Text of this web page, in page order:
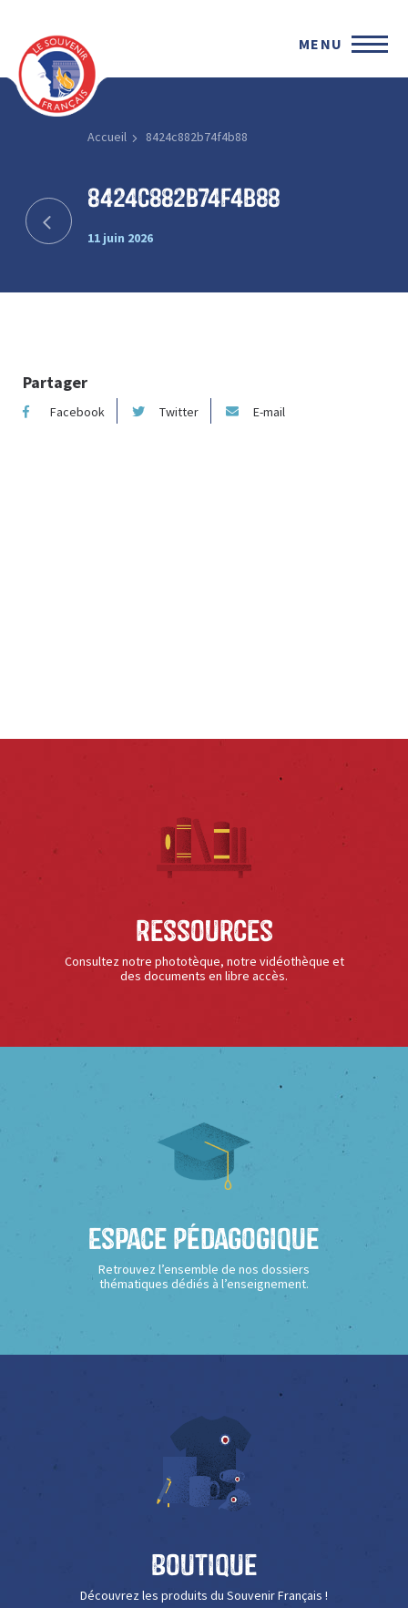
MENU
Accueil 8424c882b74f4b88
8424c882b74f4b88
11 juin 2026
Partager
Facebook Twitter E-mail
Ressources
Consultez notre phototèque, notre vidéothèque et
des documents en libre accès.
Espace Pédagogique
Retrouvez l’ensemble de nos dossiers
thématiques dédiés à l’enseignement.
Boutique
Découvrez les produits du Souvenir Français !